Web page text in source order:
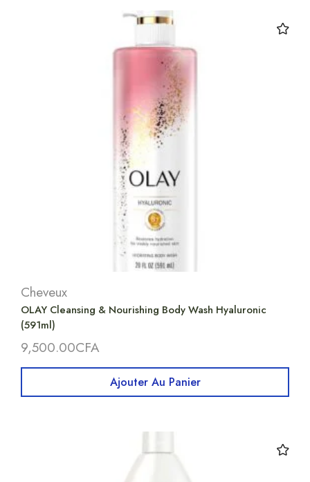
Cheveux
OLAY Cleansing & Nourishing Body Wash Hyaluronic
(591ml)
9,500.00CFA
Ajouter Au Panier